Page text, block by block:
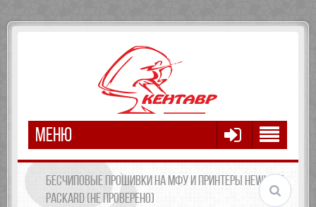
МЕНЮ
БЕСЧИПОВЫЕ ПРОШИВКИ НА МФУ И ПРИНТЕРЫ HEWLETT
PACKARD (НЕ ПРОВЕРЕНО)